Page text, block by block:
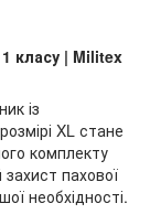
класу | Militex
із
XL стане
комплекту
пахової
необхідності.